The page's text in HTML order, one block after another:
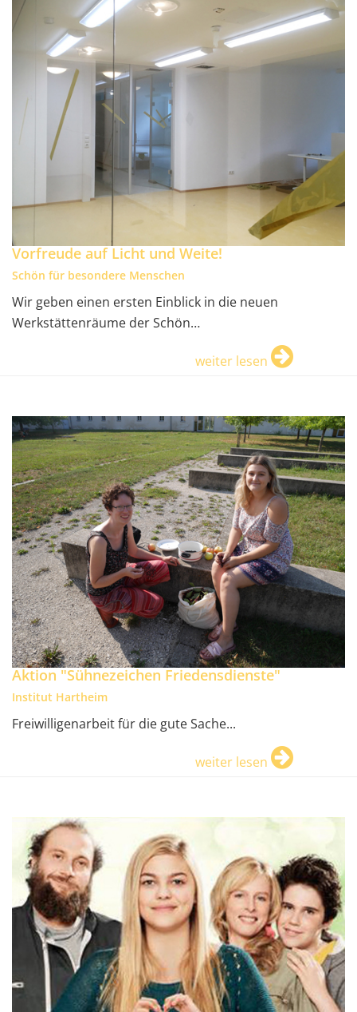
Vorfreude auf Licht und Weite!
Schön für besondere Menschen
Wir geben einen ersten Einblick in die neuen
Werkstättenräume der Schön…
weiter lesen
Aktion "Sühnezeichen Friedensdienste"
Institut Hartheim
Freiwilligenarbeit für die gute Sache...
weiter lesen